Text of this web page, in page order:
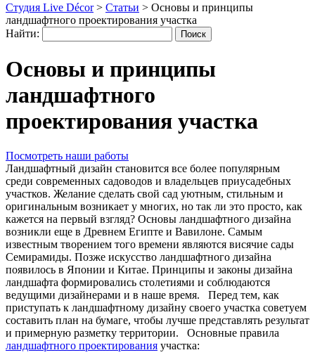
Студия Live Décor> Статьи > Основы и принципы
ландшафтного проектирования участка
Найти:
Основы и принципы
ландшафтного
проектирования участка
Посмотреть наши работы
Ландшафтный дизайн становится все более популярным
среди современных садоводов и владельцев приусадебных
участков. Желание сделать свой сад уютным, стильным и
оригинальным возникает у многих, но так ли это просто, как
кажется на первый взгляд? Основы ландшафтного дизайна
возникли еще в Древнем Египте и Вавилоне. Самым
известным творением того времени являются висячие сады
Семирамиды. Позже искусство ландшафтного дизайна
появилось в Японии и Китае. Принципы и законы дизайна
ландшафта формировались столетиями и соблюдаются
ведущими дизайнерами и в наше время. Перед тем, как
приступать к ландшафтному дизайну своего участка советуем
составить план на бумаге, чтобы лучше представлять результат
и примерную разметку территории. Основные правила
ландшафтного проектирования участка: